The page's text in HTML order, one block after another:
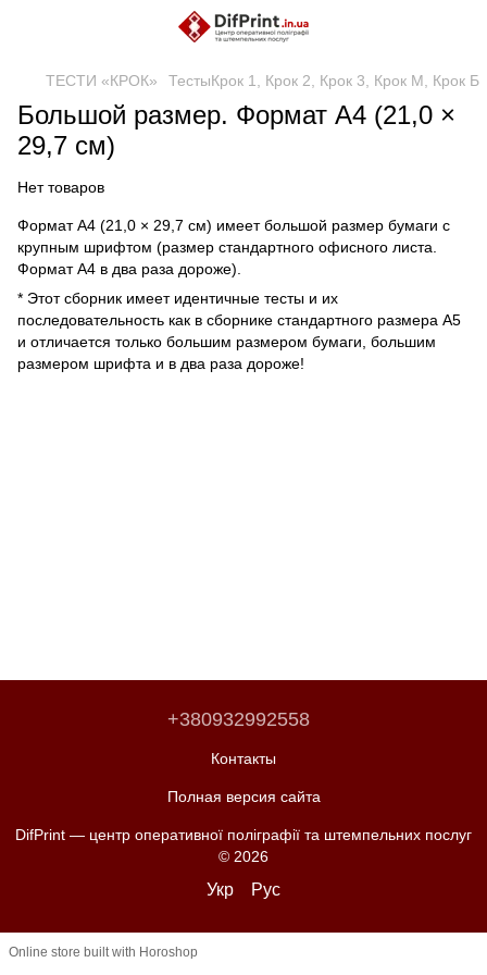
ТЕСТИ «КРОК» ТестыКрок 1, Крок 2, Крок 3, Крок М, Крок Б
Большой размер. Формат А4 (21,0 ×
29,7 см)
Нет товаров
Формат А4 (21,0 × 29,7 см) имеет большой размер бумаги с
крупным шрифтом (размер стандартного офисного листа.
Формат А4 в два раза дороже).
* Этот сборник имеет идентичные тесты и их
последовательность как в сборнике стандартного размера А5
и отличается только большим размером бумаги, большим
размером шрифта и в два раза дороже!
+380932992558
Контакты
Полная версия сайта
DifPrint — центр оперативної поліграфії та штемпельних послуг
© 2026
Укр Рус
Online store built with Horoshop